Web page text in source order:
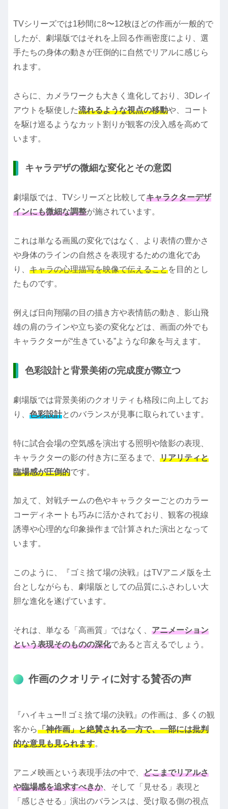
TVシリーズでは1秒間に8〜12枚ほどの作画が一般的で
したが、劇場版ではそれを上回る作画密度により、選
手たちの身体の動きが圧倒的に自然でリアルに感じら
れます。
さらに、カメラワークも大きく進化しており、3Dレイ
アウトを駆使した流れるような視点の移動や、コート
を駆け巡るようなカット割りが観客の没入感を高めて
います。
キャラデザの微細な変化とその意図
劇場版では、TVシリーズと比較してキャラクターデザ
インにも微細な調整が施されています。
これは単なる画風の変化ではなく、より表情の豊かさ
や身体のラインの自然さを表現するための進化であ
り、 キャラの心理描写を映像で伝えることを目的とし
たものです。
例えば日向翔陽の目の描き方や表情筋の動き、影山飛
雄の肩のラインや立ち姿の変化などは、画面の外でも
キャラクターが“生きている”ような印象を与えます。
色彩設計と背景美術の完成度が際立つ
劇場版では背景美術のクオリティも格段に向上してお
り、 色彩設計とのバランスが見事に取られています。
特に試合会場の空気感を演出する照明や陰影の表現、
キャラクターの影の付き方に至るまで、 リアリティと
臨場感が圧倒的です。
加えて、対戦チームの色やキャラクターごとのカラー
コーディネートも巧みに活かされており、観客の視線
誘導や心理的な印象操作まで計算された演出となって
います。
このように、『ゴミ捨て場の決戦』はTVアニメ版を土
台としながらも、劇場版としての品質にふさわしい大
胆な進化を遂げています。
それは、単なる「高画質」ではなく、 アニメーション
という表現そのものの深化であると言えるでしょう。
作画のクオリティに対する賛否の声
『ハイキュー!! ゴミ捨て場の決戦』の作画は、多くの観
客から「神作画」と絶賛される一方で、一部には批判
的な意見も見られます。
アニメ映画という表現手法の中で、 どこまでリアルさ
や臨場感を追求すべきか、そして「見せる」表現と
「感じさせる」演出のバランスは、受け取る側の視点